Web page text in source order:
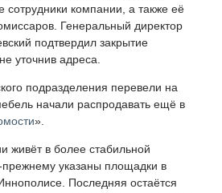
компании, а также её
Генеральный директор
подтвердил закрытие
уточнив адреса.
подразделения перевели на
начали распродавать ещё в
».
живёт в более стабильной
указаны площадки в
Последняя остаётся